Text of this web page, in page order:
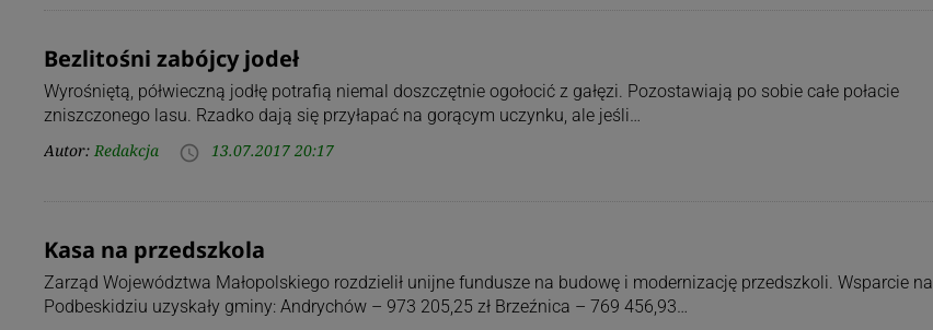
Bezlitośni zabójcy jodeł
Wyrośniętą, półwieczną jodłę potrafią niemal doszczętnie ogołocić z gałęzi. Pozostawiają po sobie całe połacie
zniszczonego lasu. Rzadko dają się przyłapać na gorącym uczynku, ale jeśli…
Autor: Redakcja access_time 13.07.2017 20:17
Kasa na przedszkola
Zarząd Województwa Małopolskiego rozdzielił unijne fundusze na budowę i modernizację przedszkoli. Wsparcie na
Podbeskidziu uzyskały gminy: Andrychów – 973 205,25 zł Brzeźnica – 769 456,93…